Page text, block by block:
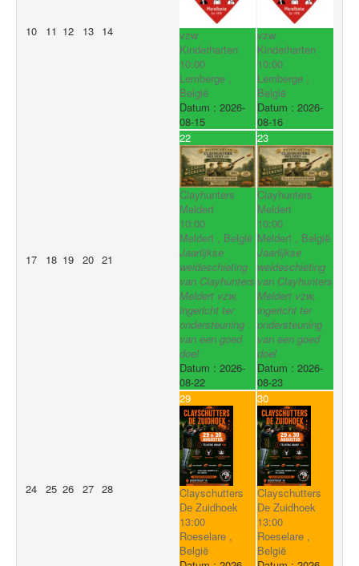
10 11 12 13 14
vzw
Kinderharten
10:00
Lemberge ,
België
Datum : 2026-
08-15
vzw
Kinderharten
10:00
Lemberge ,
België
Datum : 2026-
08-16
17 18 19 20 21
22
Clayhunters
Meldert
10:00
Meldert , België
Jaarlijkse
weideschieting
van Clayhunters
Meldert vzw,
ingericht ter
ondersteuning
van een goed
doel
Datum : 2026-
08-22
23
Clayhunters
Meldert
10:00
Meldert , België
Jaarlijkse
weideschieting
van Clayhunters
Meldert vzw,
ingericht ter
ondersteuning
van een goed
doel
Datum : 2026-
08-23
24 25 26 27 28
29
Clayschutters
De Zuidhoek
13:00
Roeselare ,
België
30
Clayschutters
De Zuidhoek
13:00
Roeselare ,
België